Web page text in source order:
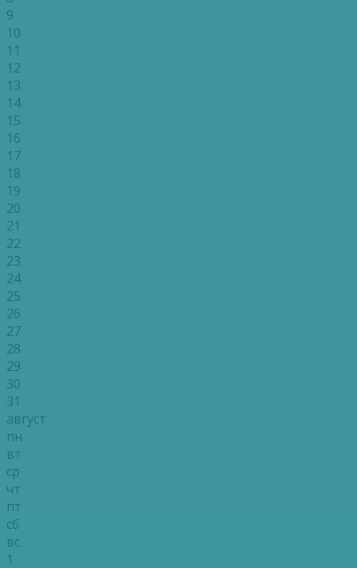
9
10
11
12
13
14
15
16
17
18
19
20
21
22
23
24
25
26
27
28
29
30
31
август
пн
вт
ср
чт
пт
сб
вс
1